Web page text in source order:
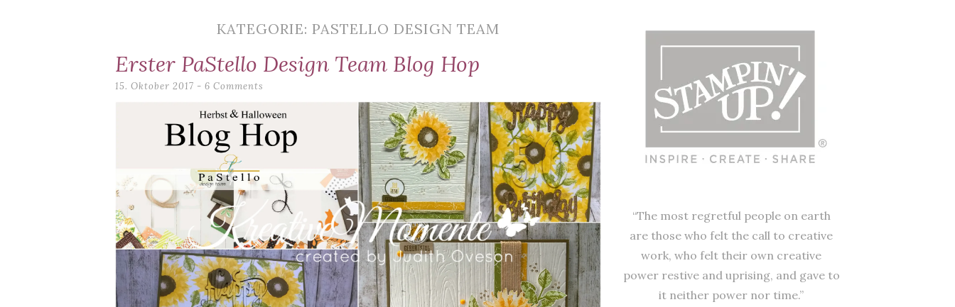
KATEGORIE: PASTELLO DESIGN TEAM
Erster PaStello Design Team Blog Hop
15. Oktober 2017 6 Comments
“The most regretful people on earth
are those who felt the call to creative
work, who felt their own creative
power restive and uprising, and gave to
it neither power nor time.”